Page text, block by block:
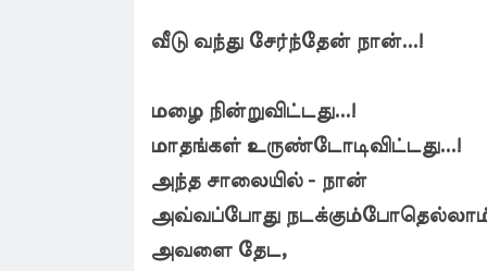
வீடு வந்து சேர்ந்தேன் நான்...!
மழை நின்றுவிட்டது...!
மாதங்கள் உருண்டோடிவிட்டது...!
அந்த சாலையில் - நான்
அவ்வப்போது
அவளை தேட,